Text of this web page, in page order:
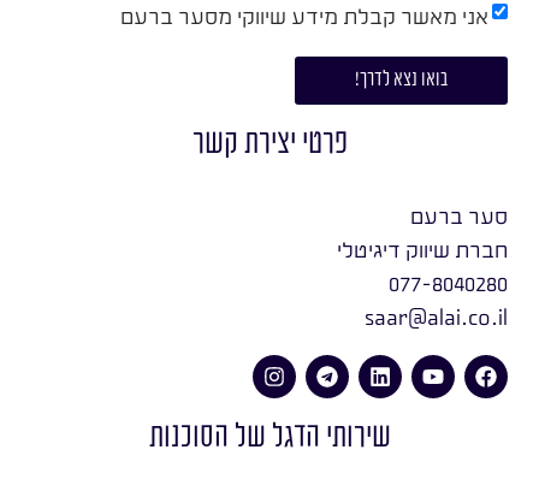
אני מאשר קבלת מידע שיווקי מסער ברעם
בואו נצא לדרך!
פרטי יצירת קשר
סער ברעם
חברת שיווק דיגיטלי
077-8040280
saar@alai.co.il
שירותי הדגל של הסוכנות